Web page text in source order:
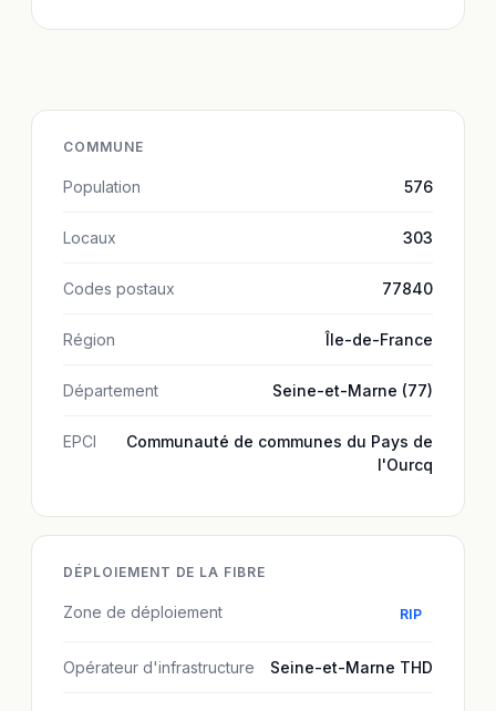
COMMUNE
Population 576
Locaux 303
Codes postaux 77840
Région Île-de-France
Département Seine-et-Marne (77)
EPCI
Communauté de communes du Pays de
l'Ourcq
DÉPLOIEMENT DE LA FIBRE
Zone de déploiement RIP
Opérateur d'infrastructure Seine-et-Marne THD